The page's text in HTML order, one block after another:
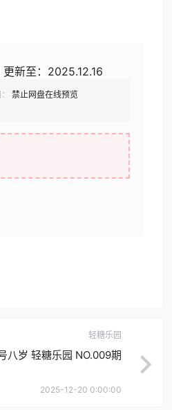
新至：2025.12.16
禁止网盘在线预览
轻糖乐园
八岁 轻糖乐园 NO.009期
2025-12-20 0:00:00